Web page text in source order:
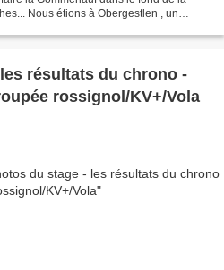
Nous étions à Obergestlen , un
résultats du chrono -
rossignol/KV+/Vola